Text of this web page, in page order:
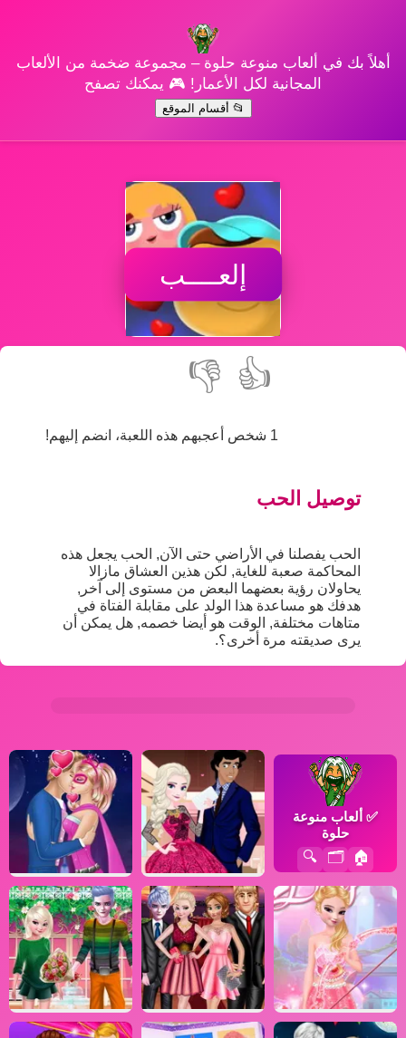
أهلاً بك في ألعاب منوعة حلوة – مجموعة ضخمة من الألعاب
المجانية لكل الأعمار! 🎮 يمكنك تصفح
📂 أقسام الموقع
إلعــــب
👍
👎
1 شخص أعجبهم هذه اللعبة، انضم إليهم!
توصيل الحب
الحب يفصلنا في الأراضي حتى الآن, الحب يجعل هذه
المحاكمة صعبة للغاية, لكن هذين العشاق مازالا
يحاولان رؤية بعضهما البعض من مستوى إلى آخر,
هدفك هو مساعدة هذا الولد على مقابلة الفتاة في
متاهات مختلفة, الوقت هو أيضا خصمه, هل يمكن أن
يرى صديقته مرة أخرى؟.
✅ ألعاب منوعة
حلوة
🏠
🗂️
🔍